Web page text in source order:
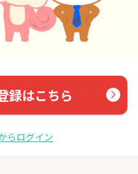
録はこちら
らログイン